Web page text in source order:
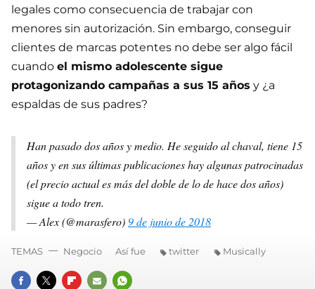
legales como consecuencia de trabajar con
menores sin autorización. Sin embargo, conseguir
clientes de marcas potentes no debe ser algo fácil
cuando el mismo adolescente sigue
protagonizando campañas a sus 15 años y ¿a
espaldas de sus padres?
Han pasado dos años y medio. He seguido al chaval, tiene 15
años y en sus últimas publicaciones hay algunas patrocinadas
(el precio actual es más del doble de lo de hace dos años)
sigue a todo tren.
— Alex (@marasfero) 9 de junio de 2018
TEMAS Negocio Así fue twitter Musically